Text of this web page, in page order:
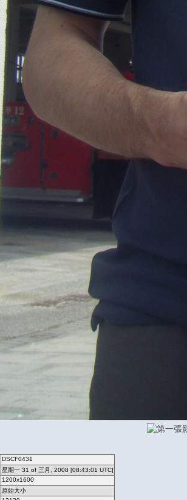
DSCF0431
星期一 31 of 三月, 2008 [08:43:01 UTC]
1200x1600
原始大小